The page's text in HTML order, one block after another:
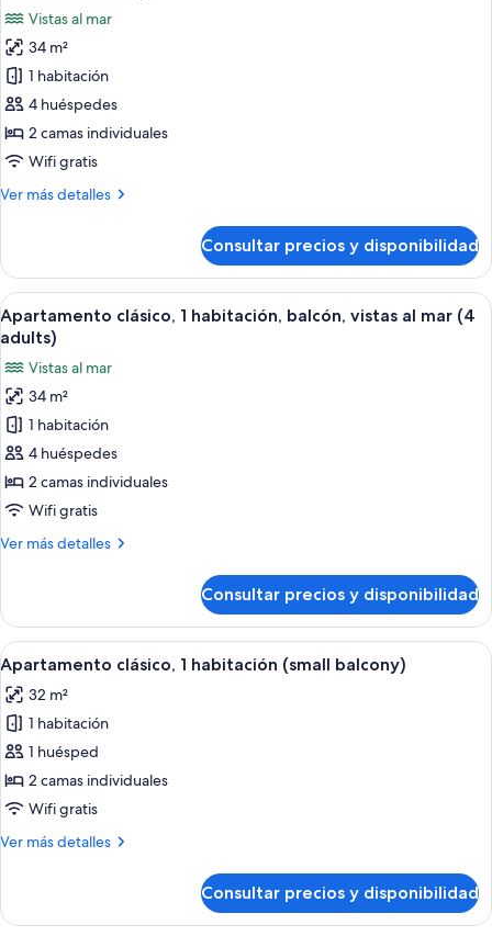
al
mar
(3
adults)
fotos
de
Apartamento
clásico,
1
habitación,
vistas
(3
adults
and
1
child)
Vistas al mar
34 m²
1 habitación
4 huéspedes
2 camas individuales
Wifi gratis
Ver más detalles
Más
clásico,
habitación,
balcón,
al
mar
(3
adults
and
child)
Consultar precios y disponibilidad
Abrir
todas
fotos
de
Apartamento
clásico,
1
habitación,
vistas
(4
adults)
Caja fuerte, wifi gratis, ropa de cama
9
Apartamento clásico, 1 habitación, balcón, vistas al mar (4
adults)
Vistas al mar
34 m²
1 habitación
4 huéspedes
2 camas individuales
Wifi gratis
Ver más detalles
Más
clásico,
habitación,
balcón,
vistas
al
mar
(4
adults)
Consultar precios y disponibilidad
Abrir
todas
las
fotos
de
Apartamento
clásico,
habitación
Caja fuerte, wifi gratis, ropa de cama
9
Apartamento clásico, 1 habitación (small balcony)
32 m²
1 habitación
1 huésped
2 camas individuales
Wifi gratis
Ver más detalles
Más
clásico,
Consultar precios y disponibilidad